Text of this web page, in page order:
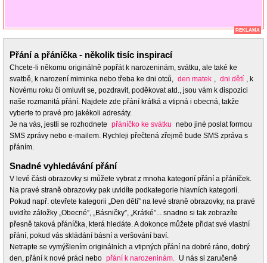
REKLAMA
Přání a přáníčka - několik tisíc inspirací
Chcete-li někomu originálně popřát k narozeninám, svátku, ale také ke
svatbě, k narození miminka nebo třeba ke dni otců, den matek , dni dětí , k
Novému roku či omluvit se, pozdravit, poděkovat atd., jsou vám k dispozici
naše rozmanitá přání. Najdete zde přání krátká a vtipná i obecná, takže
vyberte to pravé pro jakékoli adresáty.
Je na vás, jestli se rozhodnete přáníčko ke svátku nebo jiné poslat formou
SMS zprávy nebo e-mailem. Rychleji přečtená zřejmě bude SMS zpráva s
přáním.
Snadné vyhledávání přání
V levé části obrazovky si můžete vybrat z mnoha kategorií přání a přáníček.
Na pravé straně obrazovky pak uvidíte podkategorie hlavních kategorií.
Pokud např. otevřete kategorii „Den dětí” na levé straně obrazovky, na pravé
uvidíte záložky „Obecné”, „Básničky”, „Krátké”... snadno si tak zobrazíte
přesně taková přáníčka, která hledáte. A dokonce můžete přidat své vlastní
přání, pokud vás skládání básní a veršování baví.
Netrapte se vymýšlením originálních a vtipných přání na dobré ráno, dobrý
den, přání k nové práci nebo přání k narozeninám. U nás si zaručeně